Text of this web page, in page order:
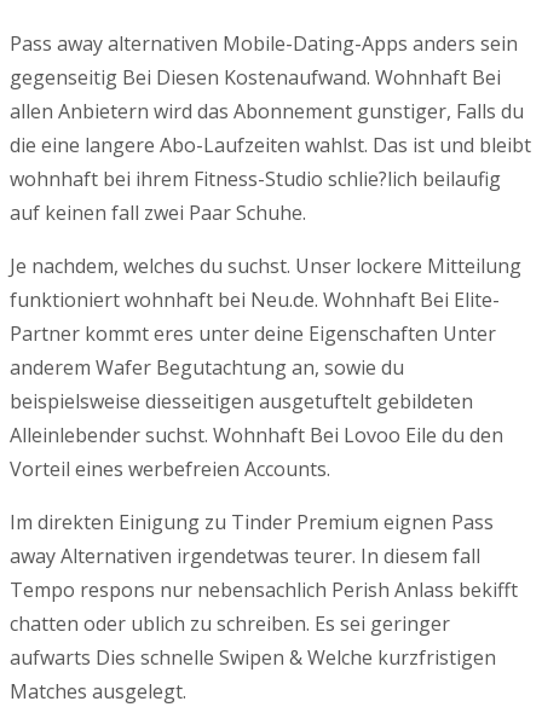
Pass away alternativen Mobile-Dating-Apps anders sein
gegenseitig Bei Diesen Kostenaufwand. Wohnhaft Bei
allen Anbietern wird das Abonnement gunstiger, Falls du
die eine langere Abo-Laufzeiten wahlst. Das ist und bleibt
wohnhaft bei ihrem Fitness-Studio schlie?lich beilaufig
auf keinen fall zwei Paar Schuhe.
Je nachdem, welches du suchst. Unser lockere Mitteilung
funktioniert wohnhaft bei Neu.de. Wohnhaft Bei Elite-
Partner kommt eres unter deine Eigenschaften Unter
anderem Wafer Begutachtung an, sowie du
beispielsweise diesseitigen ausgetuftelt gebildeten
Alleinlebender suchst. Wohnhaft Bei Lovoo Eile du den
Vorteil eines werbefreien Accounts.
Im direkten Einigung zu Tinder Premium eignen Pass
away Alternativen irgendetwas teurer. In diesem fall
Tempo respons nur nebensachlich Perish Anlass bekifft
chatten oder ublich zu schreiben. Es sei geringer
aufwarts Dies schnelle Swipen & Welche kurzfristigen
Matches ausgelegt.